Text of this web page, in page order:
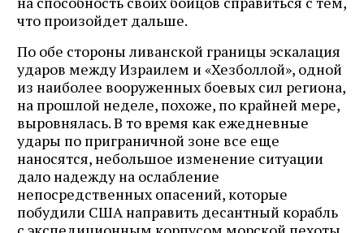
что произойдет дальше.
По обе стороны ливанской границы эскалация
ударов между Израилем и «Хезболлой», одной
из наиболее вооруженных боевых сил региона,
на прошлой неделе, похоже, по крайней мере,
выровнялась. В то время как ежедневные
удары по приграничной зоне все еще
наносятся, небольшое изменение ситуации
дало надежду на ослабление
непосредственных опасений, которые
побудили США направить десантный корабль